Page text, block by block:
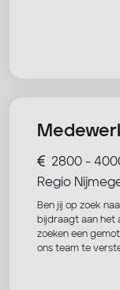
2800 -
Regio
Ben jij op zoek
bijdraagt aan het
zoeken een
ons team te